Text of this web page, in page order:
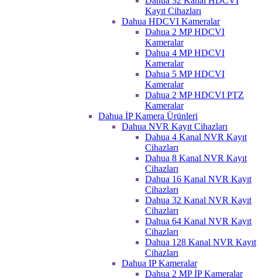
Kayıt Cihazları
Dahua HDCVI Kameralar
Dahua 2 MP HDCVI
Kameralar
Dahua 4 MP HDCVI
Kameralar
Dahua 5 MP HDCVI
Kameralar
Dahua 2 MP HDCVI PTZ
Kameralar
Dahua İP Kamera Ürünleri
Dahua NVR Kayıt Cihazları
Dahua 4 Kanal NVR Kayıt
Cihazları
Dahua 8 Kanal NVR Kayıt
Cihazları
Dahua 16 Kanal NVR Kayıt
Cihazları
Dahua 32 Kanal NVR Kayıt
Cihazları
Dahua 64 Kanal NVR Kayıt
Cihazları
Dahua 128 Kanal NVR Kayıt
Cihazları
Dahua IP Kameralar
Dahua 2 MP İP Kameralar